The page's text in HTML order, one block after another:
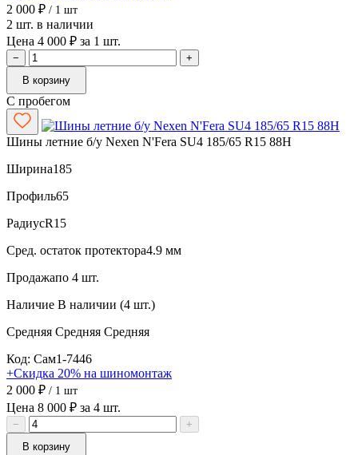
2 000 ₽ / 1 шт
2 шт. в наличии
Цена 4 000 ₽ за 1 шт.
−
+
В корзину
С пробегом
Шины летние б/у Nexen N'Fera SU4 185/65 R15 88H
Ширина185
Профиль65
РадиусR15
Сред. остаток протектора4.9 мм
Продажапо 4 шт.
Наличие В наличии (4 шт.)
Средняя Средняя Средняя
Код: Сам1-7446
+Скидка 20% на шиномонтаж
2 000 ₽ / 1 шт
Цена 8 000 ₽ за 4 шт.
−
+
В корзину